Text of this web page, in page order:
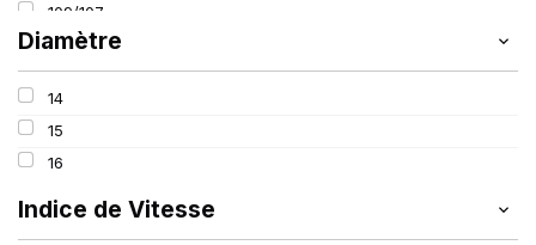
109/107
112/110
113/111
117/116
118/116
121/120
Diamètre
14
15
16
Indice de Vitesse